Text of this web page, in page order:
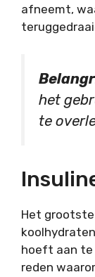
afneemt,
het
te
Het
hoeft aan te
reden